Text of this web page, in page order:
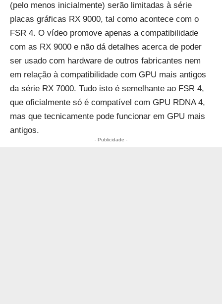
(pelo menos inicialmente) serão limitadas à série
placas gráficas RX 9000, tal como acontece com o
FSR 4. O vídeo promove apenas a compatibilidade
com as RX 9000 e não dá detalhes acerca de poder
ser usado com hardware de outros fabricantes nem
em relação à compatibilidade com GPU mais antigos
da série RX 7000. Tudo isto é semelhante ao FSR 4,
que oficialmente só é compatível com GPU RDNA 4,
mas que tecnicamente pode funcionar em GPU mais
antigos.
- Publicidade -